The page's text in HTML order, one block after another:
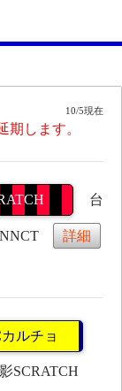
10/5現在
期します。
台
詳細
ルチョ
SCRATCH